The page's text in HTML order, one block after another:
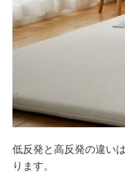
低反発と高反発の違いは
ります。